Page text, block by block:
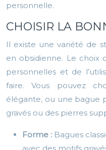
personnelle.
CHOISIR LA
Il existe une variété de
en obsidienne. Le choix
personnelles et de
faire. Vous pouvez
élégante, ou une bague
gravés ou des pierres
Forme : Bagues